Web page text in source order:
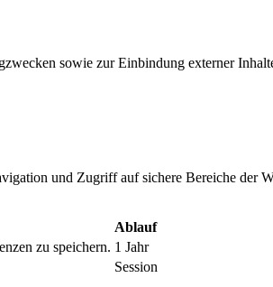
sowie zur Einbindung externer
und Zugriff auf sichere Bereiche der
Ablauf
zu speichern. 1 Jahr
Session